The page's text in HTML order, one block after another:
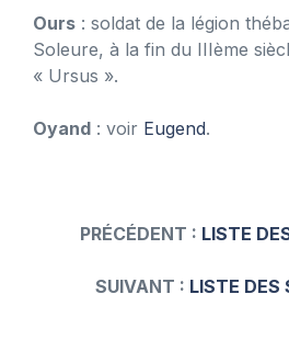
Ours : soldat de la légion
Soleure, à la fin du IIIème
« Ursus ».
Oyand : voir Eugend.
PRÉCÉDENT : LISTE
SUIVANT : LISTE DES